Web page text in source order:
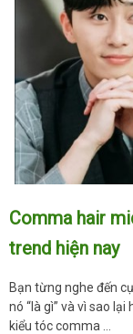
Comma hair
trend hiện nay
Bạn từng nghe đến
nó “là gì” và vì sao
kiểu tóc comma …